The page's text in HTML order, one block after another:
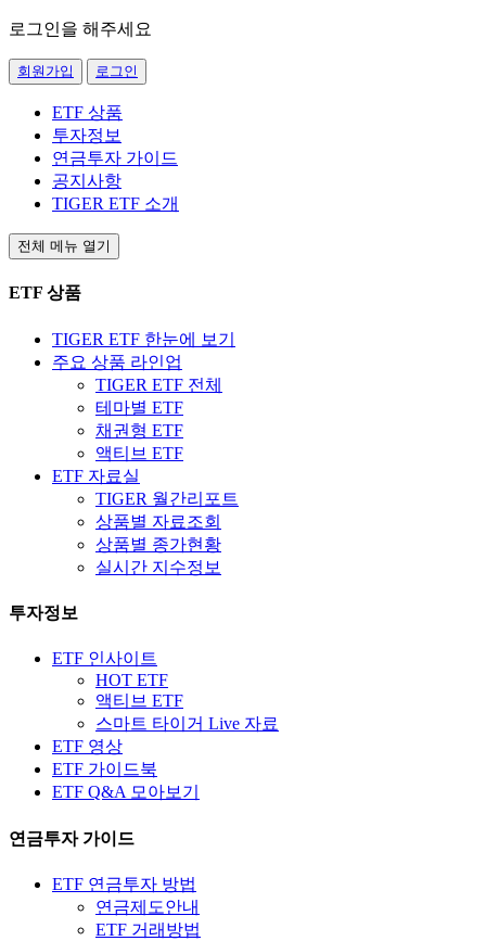
로그인을 해주세요
회원가입 로그인
ETF 상품
투자정보
연금투자 가이드
공지사항
TIGER ETF 소개
전체 메뉴 열기
ETF 상품
TIGER ETF 한눈에 보기
주요 상품 라인업
TIGER ETF 전체
테마별 ETF
채권형 ETF
액티브 ETF
ETF 자료실
TIGER 월간리포트
상품별 자료조회
상품별 종가현황
실시간 지수정보
투자정보
ETF 인사이트
HOT ETF
액티브 ETF
스마트 타이거 Live 자료
ETF 영상
ETF 가이드북
ETF Q&A 모아보기
연금투자 가이드
ETF 연금투자 방법
연금제도안내
ETF 거래방법